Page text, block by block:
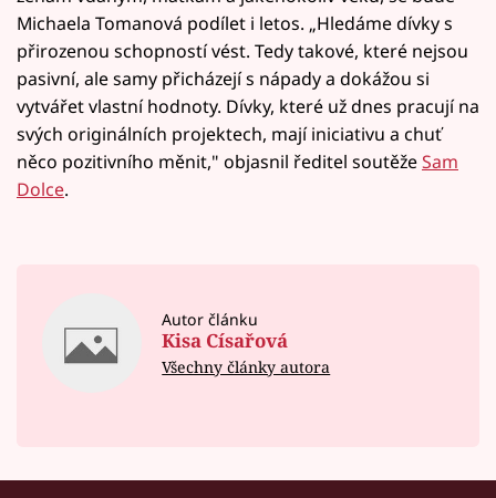
Michaela Tomanová podílet i letos. „Hledáme dívky s
přirozenou schopností vést. Tedy takové, které nejsou
pasivní, ale samy přicházejí s nápady a dokážou si
vytvářet vlastní hodnoty. Dívky, které už dnes pracují na
svých originálních projektech, mají iniciativu a chuť
něco pozitivního měnit," objasnil ředitel soutěžeSam
Dolce.
Autor článku
Kisa Císařová
Všechny články autora